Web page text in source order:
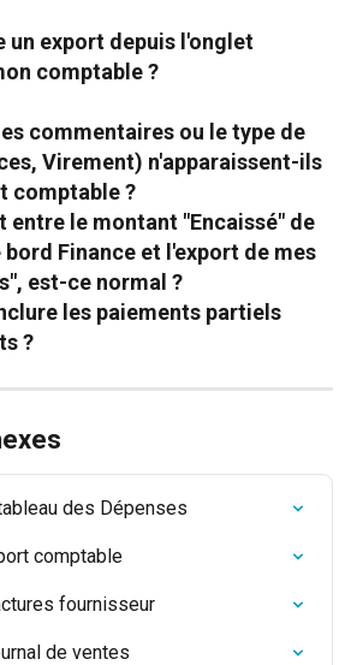
un export depuis l'onglet
comptable ?
commentaires ou le type de
Virement) n'apparaissent-ils
comptable ?
entre le montant "Encaissé" de
bord Finance et l'export de mes
est-ce normal ?
les paiements partiels
?
des Dépenses
comptable
fournisseur
de ventes